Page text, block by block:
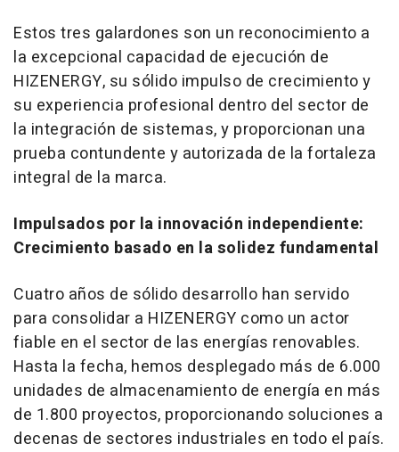
Estos tres galardones son un reconocimiento a
la excepcional capacidad de ejecución de
HIZENERGY, su sólido impulso de crecimiento y
su experiencia profesional dentro del sector de
la integración de sistemas, y proporcionan una
prueba contundente y autorizada de la fortaleza
integral de la marca.
Impulsados por la innovación independiente:
Crecimiento basado en la solidez fundamental
Cuatro años de sólido desarrollo han servido
para consolidar a HIZENERGY como un actor
fiable en el sector de las energías renovables.
Hasta la fecha, hemos desplegado más de 6.000
unidades de almacenamiento de energía en más
de 1.800 proyectos, proporcionando soluciones a
decenas de sectores industriales en todo el país.